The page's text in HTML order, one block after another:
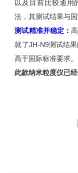
以及目前比较通用
法，其测试结果与
测试精准并稳定：
就了JH-N9测试结果
高于国际标准要求。
此款纳米粒度仪已经